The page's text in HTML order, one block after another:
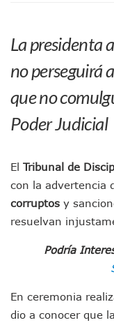
La presidenta
no perseguirá
que no
Poder Judicial
El Tribunal de
con la advertencia
corruptos y
resuelvan
Podría
En ceremonia
dio a conocer que